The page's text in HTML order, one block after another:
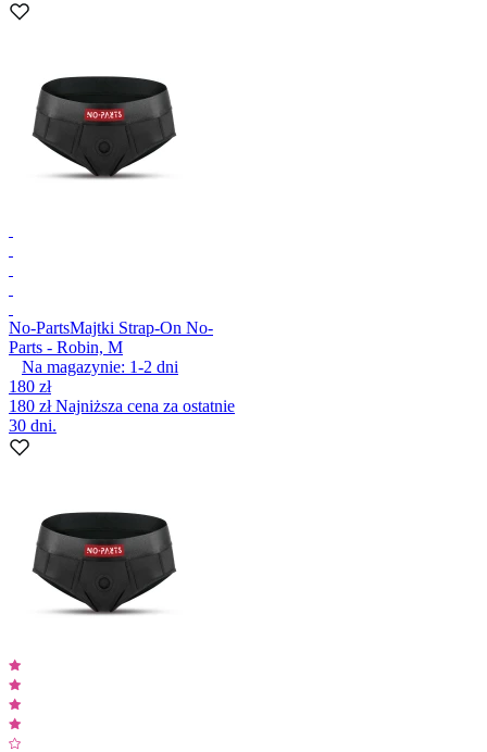
No-PartsMajtki Strap-On No-
Parts - Robin, M
Na magazynie: 1-2 dni
180 zł
180 złNajniższa cena za ostatnie
30 dni.